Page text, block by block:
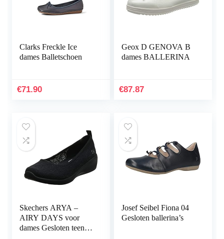
Clarks Freckle Ice
dames Balletschoen
€71.90
Geox D GENOVA B
dames BALLERINA
€87.87
Skechers ARYA –
AIRY DAYS voor
dames Gesloten teen
Josef Seibel Fiona 04
Gesloten ballerina’s